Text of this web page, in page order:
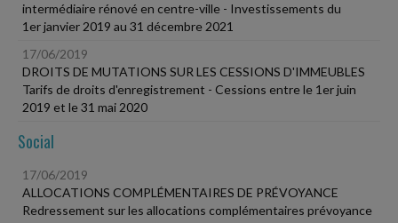
intermédiaire rénové en centre-ville - Investissements du
1er janvier 2019 au 31 décembre 2021
17/06/2019
DROITS DE MUTATIONS SUR LES CESSIONS D'IMMEUBLES
Tarifs de droits d'enregistrement - Cessions entre le 1er juin
2019 et le 31 mai 2020
Social
17/06/2019
ALLOCATIONS COMPLÉMENTAIRES DE PRÉVOYANCE
Redressement sur les allocations complémentaires prévoyance